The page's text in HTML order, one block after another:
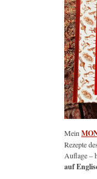
Mein
Rezepte
Auflage –
auf